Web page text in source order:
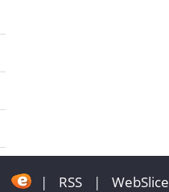
| RSS |
WebSlice